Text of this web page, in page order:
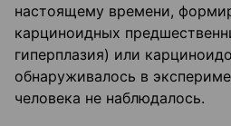
настоящему времени,
карциноидных
гиперплазия) или
обнаруживалось в
человека не наблюдалось.